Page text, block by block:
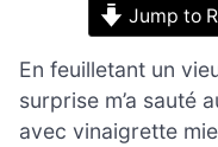
Jump to
En feuilletant un
surprise m’a sauté
avec vinaigrette